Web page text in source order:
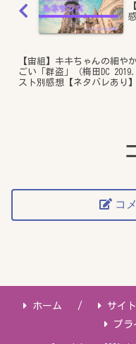
【宙組】キキちゃんの細や
ごい「群盗」（梅田DC
スト別感想【ネタバレあり】
コ
ホーム サイ
プラ